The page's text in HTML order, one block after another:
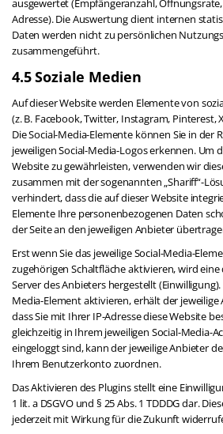
ausgewertet (Empfängeranzahl,
Adresse). Die Auswertung dient internen
Daten werden nicht zu persönlichen
zusammengeführt.
4.5 Soziale Medien
Auf dieser Website werden Elemente von
(z. B. Facebook, Twitter, Instagram, Pinterest,
Die Social-Media-Elemente können Sie in der
jeweiligen Social-Media-Logos erkennen. Um
Website zu gewährleisten, verwenden wir
zusammen mit der sogenannten „Shariff“-
verhindert, dass die auf dieser Website
Elemente Ihre personenbezogenen Daten
der Seite an den jeweiligen Anbieter
Erst wenn Sie das jeweilige Social-Media-
zugehörigen Schaltfläche aktivieren, wird
Server des Anbieters hergestellt (Einwilligung).
Media-Element aktivieren, erhält der
dass Sie mit Ihrer IP-Adresse diese Website
gleichzeitig in Ihrem jeweiligen Social-Media-
eingeloggt sind, kann der jeweilige Anbieter
Ihrem Benutzerkonto zuordnen.
Das Aktivieren des Plugins stellt eine
1 lit. a DSGVO und § 25 Abs. 1 TDDDG dar.
jederzeit mit Wirkung für die Zukunft